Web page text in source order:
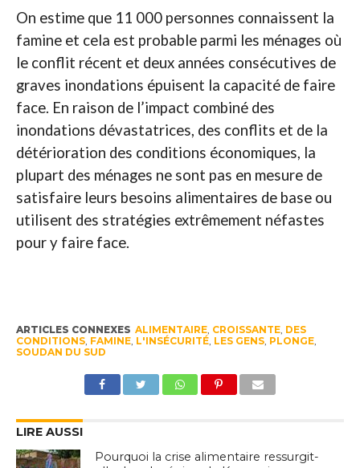
On estime que 11 000 personnes connaissent la
famine et cela est probable parmi les ménages où
le conflit récent et deux années consécutives de
graves inondations épuisent la capacité de faire
face. En raison de l’impact combiné des
inondations dévastatrices, des conflits et de la
détérioration des conditions économiques, la
plupart des ménages ne sont pas en mesure de
satisfaire leurs besoins alimentaires de base ou
utilisent des stratégies extrêmement néfastes
pour y faire face.
ARTICLES CONNEXES ALIMENTAIRE, CROISSANTE, DES
CONDITIONS, FAMINE, L'INSÉCURITÉ, LES GENS, PLONGE,
SOUDAN DU SUD
LIRE AUSSI
Pourquoi la crise alimentaire ressurgit-